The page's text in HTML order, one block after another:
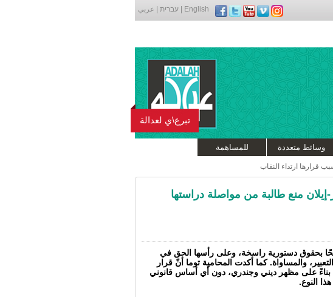
English עברית عربي
وسائط متعددة للمساهمة
تبرع\ي لعدالة
قرارها ارتداء النقاب
منع طالبة من مواصلة دراستها
بحقوق دستورية راسخة، وعلى رأسها الحق في
والمساواة. كما أكدت المحامية توما أنّ قرار
بناءً على مظهر ديني وجندري، دون أي أساس قانوني
النوع.